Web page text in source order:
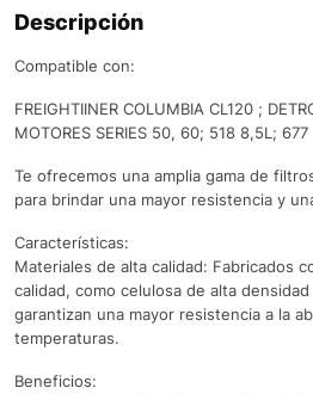
Descripción
Compatible con:
FREIGHTIINER COLUMBIA CL120 ;
MOTORES SERIES 50, 60; 518 8,5L; 677
Te ofrecemos una amplia gama de
para brindar una mayor resistencia y
Características:
Materiales de alta calidad: Fabricados
calidad, como celulosa de alta
garantizan una mayor resistencia a la
temperaturas.
Beneficios: